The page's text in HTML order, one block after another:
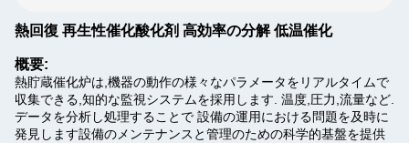
熱回復 再生性催化酸化剤 高効率の分解 低温催化
概要:
熱貯蔵催化炉は,機器の動作の様々なパラメータをリアルタイムで
収集できる,知的な監視システムを採用します. 温度,圧力,流量など.
データを分析し処理することで 設備の運用における問題を及時に
発見します設備のメンテナンスと管理のための科学的基盤を提供